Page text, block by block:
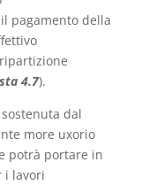
pagamento della
4.7).
dal
more uxorio
potrà portare in
i lavori